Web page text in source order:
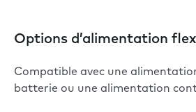
Options d’alimentation
Compatible avec une
batterie ou une alimentation